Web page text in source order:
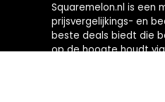
Squaremelon.nl is een
prijsvergelijkings- en
beste deals biedt die
op de hoogte houdt